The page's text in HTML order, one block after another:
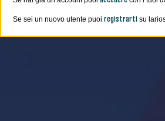
Se sei un nuovo utente puoi registrarti su